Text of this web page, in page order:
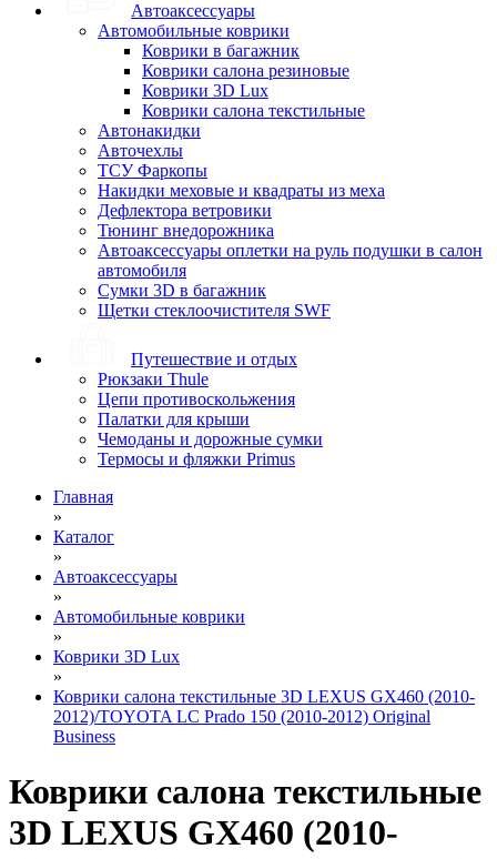
Автоаксессуары
Автомобильные коврики
Коврики в багажник
Коврики салона резиновые
Коврики 3D Lux
Коврики салона текстильные
Автонакидки
Авточехлы
ТСУ Фаркопы
Накидки меховые и квадраты из меха
Дефлектора ветровики
Тюнинг внедорожника
Автоаксессуары оплетки на руль подушки в салон
автомобиля
Сумки 3D в багажник
Щетки стеклоочистителя SWF
Путешествие и отдых
Рюкзаки Thule
Цепи противоскольжения
Палатки для крыши
Чемоданы и дорожные сумки
Термосы и фляжки Primus
Главная
»
Каталог
»
Автоаксессуары
»
Автомобильные коврики
»
Коврики 3D Lux
»
Коврики салона текстильные 3D LEXUS GX460 (2010-
2012)/TOYOTA LC Prado 150 (2010-2012) Original
Business
Коврики салона текстильные
3D LEXUS GX460 (2010-